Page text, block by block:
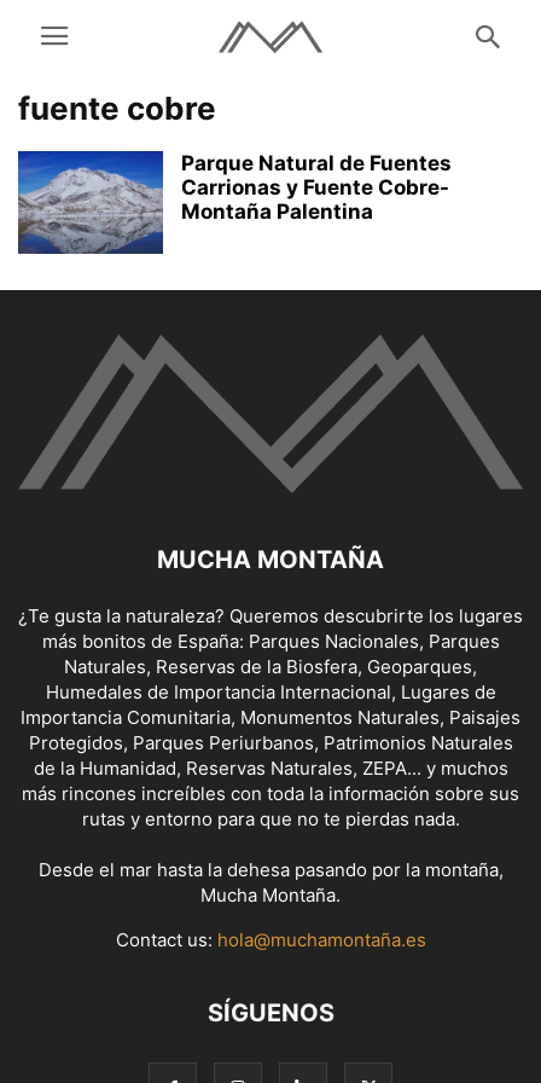
fuente cobre
Parque Natural de Fuentes
Carrionas y Fuente Cobre-
Montaña Palentina
MUCHA MONTAÑA
¿Te gusta la naturaleza? Queremos descubrirte los lugares
más bonitos de España: Parques Nacionales, Parques
Naturales, Reservas de la Biosfera, Geoparques,
Humedales de Importancia Internacional, Lugares de
Importancia Comunitaria, Monumentos Naturales, Paisajes
Protegidos, Parques Periurbanos, Patrimonios Naturales
de la Humanidad, Reservas Naturales, ZEPA... y muchos
más rincones increíbles con toda la información sobre sus
rutas y entorno para que no te pierdas nada.
Desde el mar hasta la dehesa pasando por la montaña,
Mucha Montaña.
Contact us: hola@muchamontaña.es
SÍGUENOS